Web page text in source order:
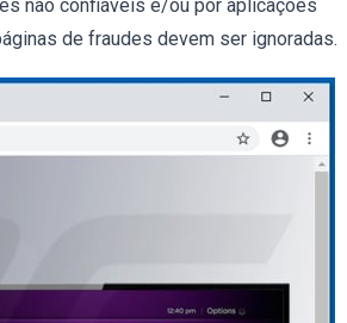
não confiáveis e/ou por aplicações
de fraudes devem ser ignoradas.